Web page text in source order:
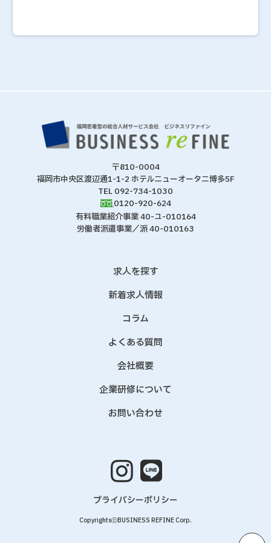
〒810-0004
福岡市中央区渡辺通1-1-2 ホテルニューオータニ博多5F
TEL 092-734-1030
0120-920-624
有料職業紹介事業 40-ユ-010164
労働者派遣事業／派 40-010163
求人を探す
新着求人情報
コラム
よくある質問
会社概要
企業研修について
お問い合わせ
プライバシーポリシー
CopyrightsⓒBUSINESS REFINE Corp.